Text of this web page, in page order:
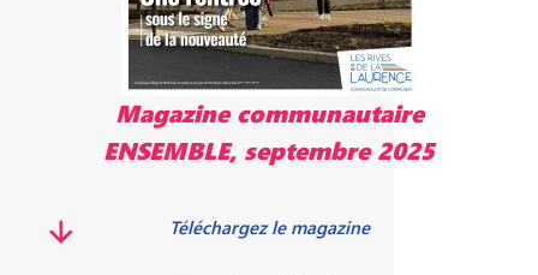
Magazine communautaire
ENSEMBLE, septembre 2025
Téléchargez le magazine